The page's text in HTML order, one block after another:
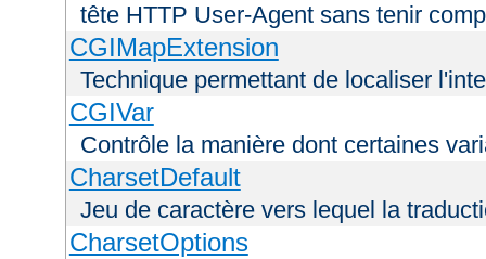
tête HTTP User-Agent sans tenir
CGIMapExtension
Technique permettant de localiser
CGIVar
Contrôle la manière dont certaines
CharsetDefault
Jeu de caractère vers lequel la
CharsetOptions